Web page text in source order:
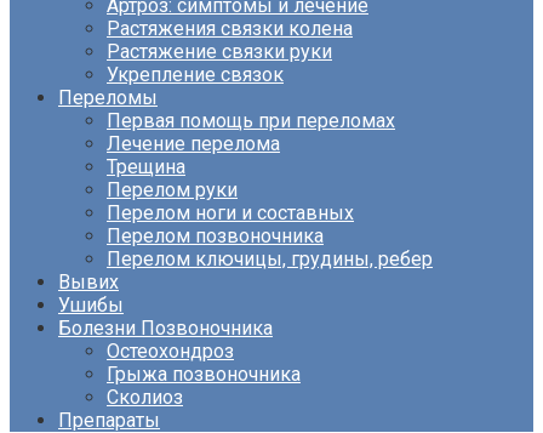
Артроз: симптомы и лечение
Растяжения связки колена
Растяжение связки руки
Укрепление связок
Переломы
Первая помощь при переломах
Лечение перелома
Трещина
Перелом руки
Перелом ноги и составных
Перелом позвоночника
Перелом ключицы, грудины, ребер
Вывих
Ушибы
Болезни Позвоночника
Остеохондроз
Грыжа позвоночника
Сколиоз
Препараты